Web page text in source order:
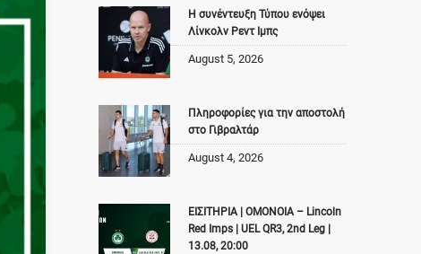
Η συνέντευξη Τύπου ενόψει
Λίνκολν Ρεντ Ιμπς
August 5, 2026
Πληροφορίες για την αποστολή
στο Γιβραλτάρ
August 4, 2026
ΕΙΣΙΤΗΡΙΑ | ΟΜΟΝΟΙΑ – Lincoln
Red Imps | UEL QR3, 2nd Leg |
13.08, 20:00